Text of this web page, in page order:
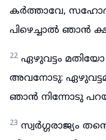
കർത്താവേ,
പിഴെച്ചാൽ ഞാൻ
22 ഏഴുവട്ടം
അവനോടു:
ഞാൻ നിന്നോടു
23 സ്വർഗ്ഗരാജ്യം